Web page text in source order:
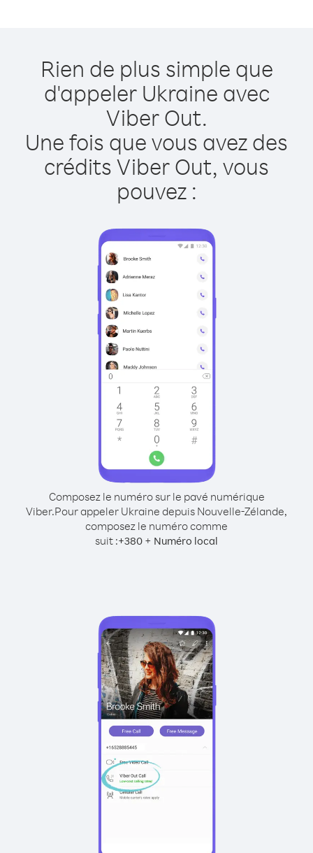
Rien de plus simple que
d'appeler Ukraine avec
Viber Out.
Une fois que vous avez des
crédits Viber Out, vous
pouvez :
Composez le numéro sur le pavé numérique
Viber.Pour appeler Ukraine depuis Nouvelle-Zélande,
composez le numéro comme
suit :+380 + Numéro local